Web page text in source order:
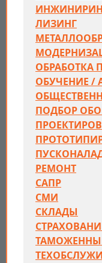
ЛИЗИНГ
ОБРАБОТКА
ОБУЧЕНИЕ /
ПОДБОР
РЕМОНТ
САПР
СМИ
СКЛАДЫ